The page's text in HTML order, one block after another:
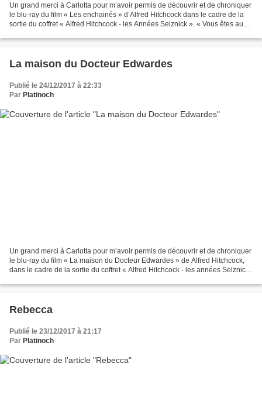
Un grand merci à Carlotta pour m’avoir permis de découvrir et de chroniquer
le blu-ray du film « Les enchainés » d’Alfred Hitchcock dans le cadre de la
sortie du coffret « Alfred Hitchcock - les Années Selznick ». « Vous êtes aussi
La maison du Docteur Edwardes
Publié le 24/12/2017 à 22:33
Par Platinoch
Un grand merci à Carlotta pour m’avoir permis de découvrir et de chroniquer
le blu-ray du film « La maison du Docteur Edwardes » de Alfred Hitchcock,
dans le cadre de la sortie du coffret « Alfred Hitchcock - les années Selznick
Rebecca
Publié le 23/12/2017 à 21:17
Par Platinoch